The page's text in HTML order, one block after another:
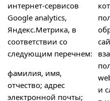
интернет-сервисов
Google analytics,
Яндекс.Метрика, в
соответствии со
следующим перечнем:
фамилия, имя,
отчество; адрес
электронной почты;
и